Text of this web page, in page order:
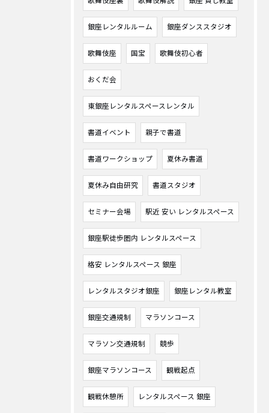
銀座レンタルルーム 銀座ダンススタジオ
歌舞伎座 国宝 歌舞伎初心者
おくだ会
東銀座レンタルスペースレンタル
書道イベント 親子で書道
書道ワークショップ 夏休み書道
夏休み自由研究 書道スタジオ
セミナー会場 駅近 安い レンタルスペース
銀座駅徒歩圏内 レンタルスペース
格安 レンタルスペース 銀座
レンタルスタジオ銀座 銀座レンタル教室
銀座交通規制 マラソンコース
マラソン交通規制 競歩
銀座マラソンコース 観戦起点
観戦休憩所 レンタルスペース 銀座